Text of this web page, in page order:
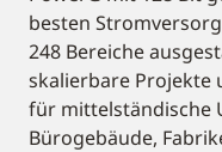
besten
248 Bereiche
skalierbare Projekte
für mittelständische
Bürogebäude,